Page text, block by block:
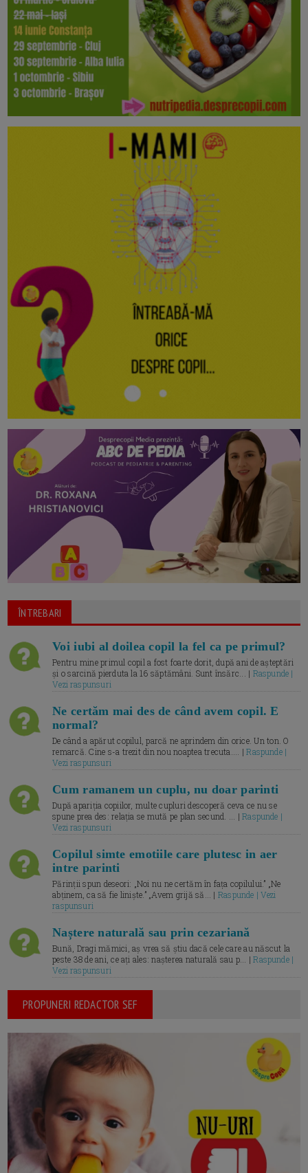
ÎNTREBARI
Voi iubi al doilea copil la fel ca pe primul?
Pentru mine primul copil a fost foarte dorit, după ani de așteptări
și o sarcină pierduta la 16 săptămâni. Sunt însărc... | Raspunde |
Vezi raspunsuri
Ne certăm mai des de când avem copil. E
normal?
De când a apărut copilul, parcă ne aprindem din orice. Un ton. O
remarcă. Cine s-a trezit din nou noaptea trecuta.... |Raspunde |
Vezi raspunsuri
Cum ramanem un cuplu, nu doar parinti
După apariția copiilor, multe cupluri descoperă ceva ce nu se
spune prea des: relația se mută pe plan secund. ... |Raspunde |
Vezi raspunsuri
Copilul simte emotiile care plutesc in aer
intre parinti
Părinții spun deseori: „Noi nu ne certăm în fața copilului.” „Ne
abținem, ca să fie liniște.” „Avem grijă să... | Raspunde | Vezi
raspunsuri
Naștere naturală sau prin cezariană
Bună, Dragi mămici, aș vrea să știu dacă cele care au născut la
peste 38 de ani, ce ați ales: nașterea naturală sau p... |Raspunde |
Vezi raspunsuri
PROPUNERI REDACTOR SEF